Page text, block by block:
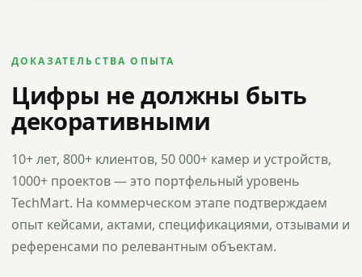
ДОКАЗАТЕЛЬСТВА ОПЫТА
Цифры не должны быть
декоративными
10+ лет, 800+ клиентов, 50 000+ камер и устройств,
1000+ проектов — это портфельный уровень
TechMart. На коммерческом этапе подтверждаем
опыт кейсами, актами, спецификациями, отзывами и
референсами по релевантным объектам.